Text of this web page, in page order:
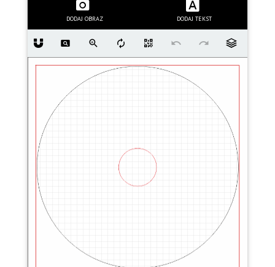
DODAJ OBRAZ DODAJ TEKST